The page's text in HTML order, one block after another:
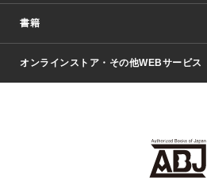
Vジャンプ
週刊ヤングジャンプ
少女マンガ
Seventeen
芸能・情報・スポーツ
書籍
文芸・文庫・総合
ライトノベル・ノベライズ
オンラインストア・その他WEBサービス
SHUEISHA MANGA-ART HERITAGE